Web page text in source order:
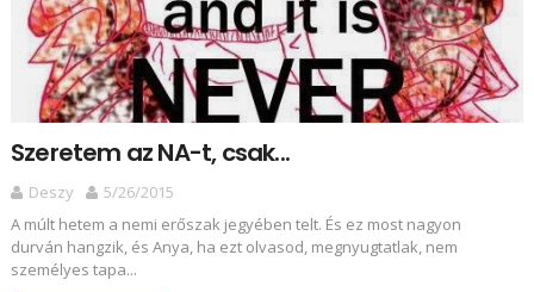
Szeretem az NA-t, csak...
Deszy
5/26/2015
A múlt hetem a nemi erőszak jegyében telt. És ez most nagyon
durván hangzik, és Anya, ha ezt olvasod, megnyugtatlak, nem
személyes tapa...